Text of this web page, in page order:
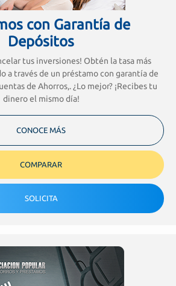
con Garantía de
Depósitos
tus inversiones! Obtén la tasa más
a través de un préstamo con garantía de
de Ahorros,. ¿Lo mejor? ¡Recibes tu
dinero el mismo día!
CONOCE MÁS
COMPARAR
SOLICITA